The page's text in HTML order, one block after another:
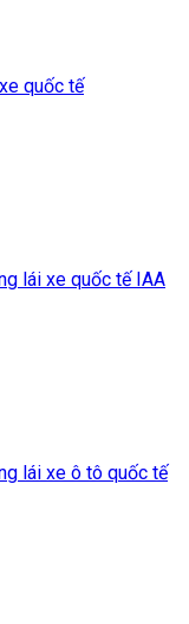
quốc tế
lái xe quốc tế IAA
lái xe ô tô quốc tế